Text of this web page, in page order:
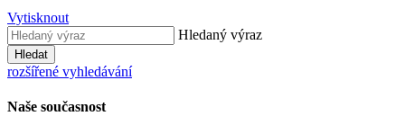
Vytisknout
Hledaný výraz
Hledat
rozšířené vyhledávání
Naše současnost